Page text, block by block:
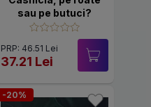
sau pe butuci?
PRP: 46.51 Lei
37.21 Lei
-20%